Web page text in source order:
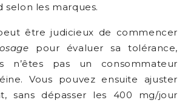
selon les marques.
être judicieux de commencer
pour évaluer sa tolérance,
n’êtes pas un consommateur
Vous pouvez ensuite ajuster
sans dépasser les 400 mg/jour